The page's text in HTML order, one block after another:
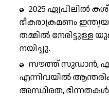
2025 ഏപ്രിലിൽ
ഭീകരാക്രമണം
തമ്മിൽ നേരിട്ടുള്ള
നയിച്ചു.
സൗത്ത് സുഡാൻ,
എന്നിവയിൽ
അസ്ഥിരത,